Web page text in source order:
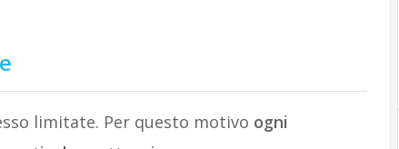
limitate. Per questo motivo ogni